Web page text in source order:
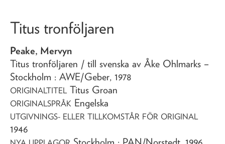
Titus tronföljaren
Peake, Mervyn
Titus tronföljaren / till svenska av Åke Ohlmarks –
Stockholm : AWE/Geber, 1978
ORIGINALTITEL Titus Groan
ORIGINALSPRÅK Engelska
UTGIVNINGS- ELLER TILLKOMSTÅR FÖR ORIGINAL
1946